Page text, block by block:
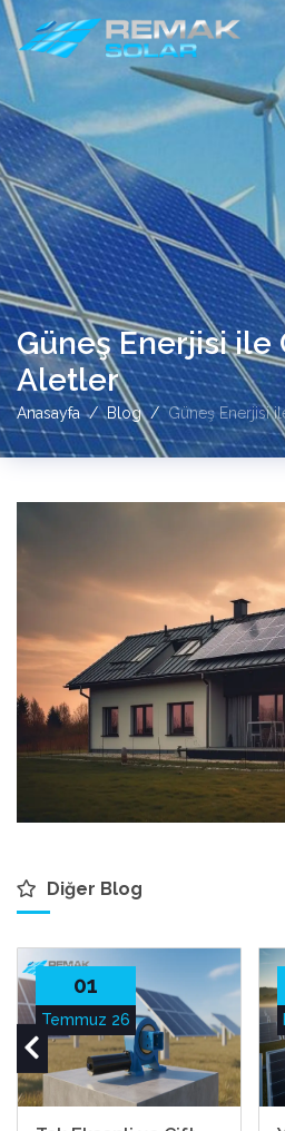
Güneş Enerjisi ile
Aletler
Anasayfa Blog Güneş Enerjisi
Diğer Blog
01
Temmuz 26